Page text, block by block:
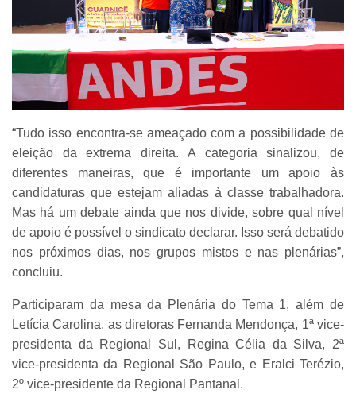
“Tudo isso encontra-se ameaçado com a possibilidade de
eleição da extrema direita. A categoria sinalizou, de
diferentes maneiras, que é importante um apoio às
candidaturas que estejam aliadas à classe trabalhadora.
Mas há um debate ainda que nos divide, sobre qual nível
de apoio é possível o sindicato declarar. Isso será debatido
nos próximos dias, nos grupos mistos e nas plenárias”,
concluiu.
Participaram da mesa da Plenária do Tema 1, além de
Letícia Carolina, as diretoras Fernanda Mendonça, 1ª vice-
presidenta da Regional Sul, Regina Célia da Silva, 2ª
vice-presidenta da Regional São Paulo, e Eralci Terézio,
2º vice-presidente da Regional Pantanal.